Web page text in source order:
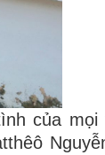
của mọi